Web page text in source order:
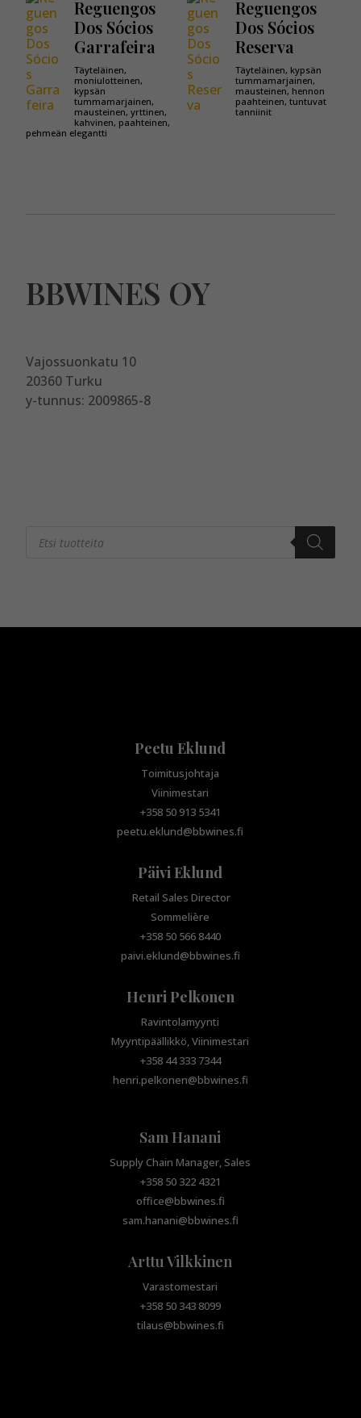
Reguengos
Dos Sócios
Garrafeira
Täyteläinen,
moniulotteinen,
kypsän
tummamarjainen,
mausteinen, yrttinen,
kahvinen, paahteinen,
pehmeän elegantti
Reguengos
Dos Sócios
Reserva
Täyteläinen, kypsän
tummamarjainen,
mausteinen, hennon
paahteinen, tuntuvat
tanniinit
BBWINES OY
Vajossuonkatu 10
20360 Turku
y-tunnus: 2009865-8
search
Peetu Eklund
Toimitusjohtaja
Viinimestari
+358 50 913 5341
peetu.eklund@bbwines.fi
Päivi Eklund
Retail Sales Director
Sommelière
+358 50 566 8440
paivi.eklund@bbwines.fi
Henri Pelkonen
Ravintolamyynti
Myyntipäällikkö, Viinimestari
+358 44 333 7344
henri.pelkonen@bbwines.fi
Sam Hanani
Supply Chain Manager, Sales
+358 50 322 4321
office@bbwines.fi
sam.hanani@bbwines.fi
Arttu Vilkkinen
Varastomestari
+358 50 343 8099
tilaus@bbwines.fi